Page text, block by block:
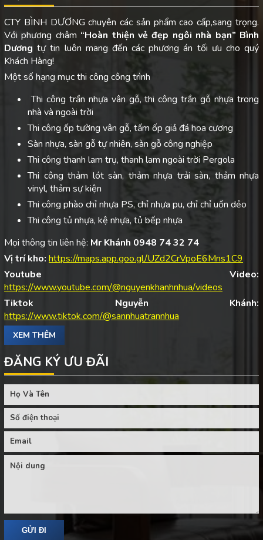
CTY BÌNH DƯƠNG chuyên các sản phẩm cao cấp,sang trọng.
Với phương châm “Hoàn thiện vẻ đẹp ngôi nhà bạn” Bình
Dươngtự tin luôn mang đến các phương án tối ưu cho quý
Khách Hàng!
Một số hạng mục thi công công trình
Thi công trần nhựa vân gỗ, thi công trần gỗ nhựa trong
nhà và ngoài trời
Thi công ốp tường vân gỗ, tấm ốp giả đá hoa cương
Sàn nhựa, sàn gỗ tự nhiên, sàn gỗ công nghiệp
Thi công thanh lam trụ, thanh lam ngoài trời Pergola
Thi công thảm lót sàn, thảm nhựa trải sàn, thảm nhựa
vinyl, thảm sự kiện
Thi công phào chỉ nhựa PS, chỉ nhựa pu, chỉ chỉ uốn dẻo
Thi công tủ nhựa, kệ nhựa, tủ bếp nhựa
Mọi thông tin liên hệ: Mr Khánh 0948 74 32 74
Vị trí kho: https://maps.app.goo.gl/UZd2CrVpoE6Mns1C9
Youtube Video:
https://www.youtube.com/@nguyenkhanhnhua/videos
Tiktok Nguyễn Khánh:
https://www.tiktok.com/@sannhuatrannhua
XEM THÊM
ĐĂNG KÝ ƯU ĐÃI